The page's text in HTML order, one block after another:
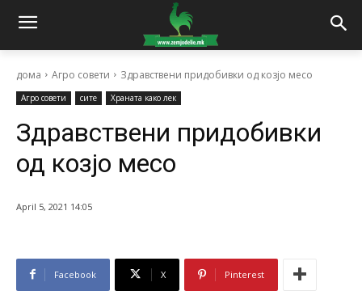
дома Агро совети Здравствени придобивки од козјо месо
Агро совети сите Храната како лек
Здравствени придобивки
од козјо месо
April 5, 2021 14:05
Facebook X Pinterest